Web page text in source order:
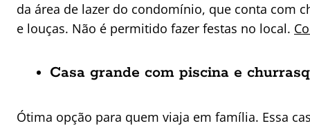
da área de lazer do condomínio, que conta com
e louças. Não é permitido fazer festas no local.
Casa grande com piscina e
Ótima opção para quem viaja em família. Essa